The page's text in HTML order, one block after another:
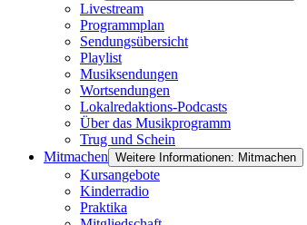
Livestream
Programmplan
Sendungsübersicht
Playlist
Musiksendungen
Wortsendungen
Lokalredaktions-Podcasts
Über das Musikprogramm
Trug und Schein
Mitmachen Weitere Informationen: Mitmachen
Kursangebote
Kinderradio
Praktika